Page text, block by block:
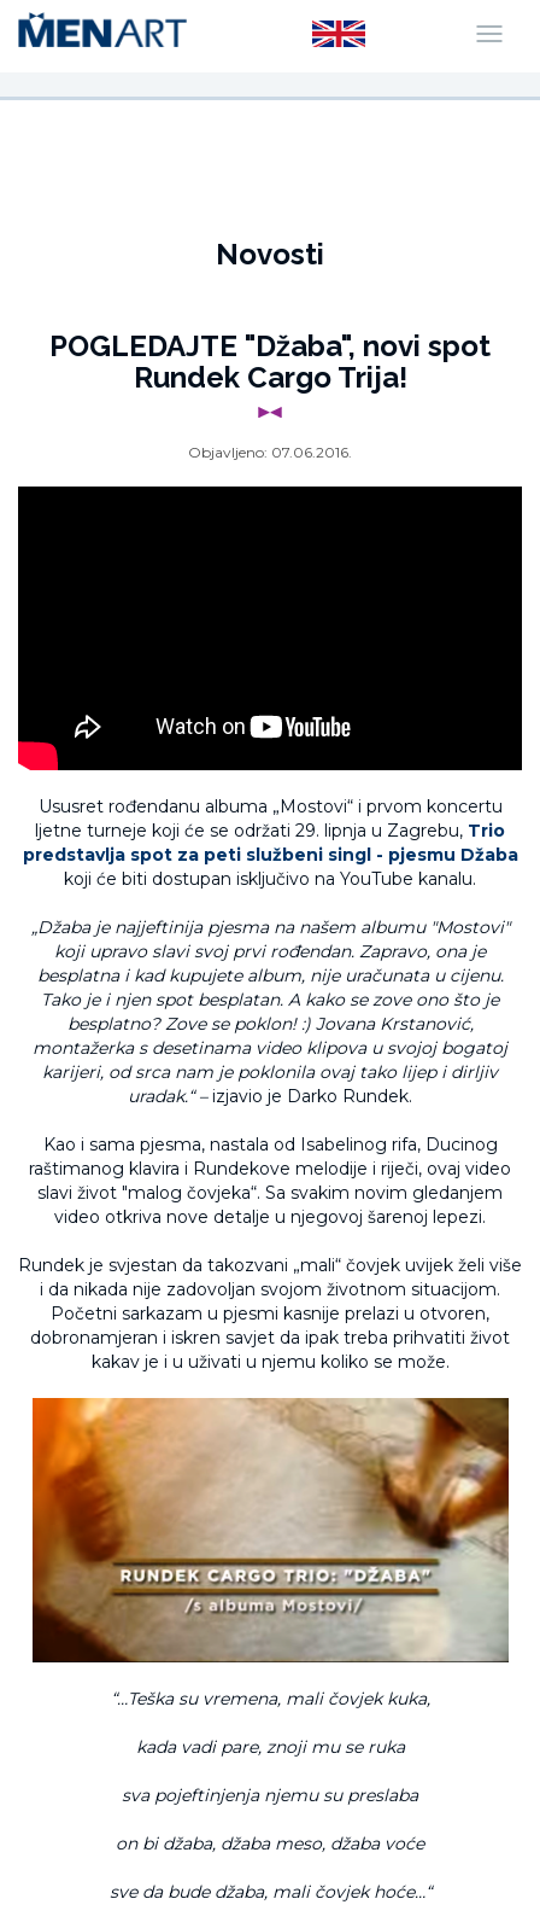
Novosti
POGLEDAJTE "Džaba", novi spot
Rundek Cargo Trija!
Objavljeno: 07.06.2016.
Ususret rođendanu albuma „Mostovi“ i prvom koncertu
ljetne turneje koji će se održati 29. lipnja u Zagrebu, Trio
predstavlja spot za peti službeni singl - pjesmu Džaba
koji će biti dostupan isključivo na YouTube kanalu.
„Džaba je najjeftinija pjesma na našem albumu "Mostovi"
koji upravo slavi svoj prvi rođendan. Zapravo, ona je
besplatna i kad kupujete album, nije uračunata u cijenu.
Tako je i njen spot besplatan. A kako se zove ono što je
besplatno?Zove se poklon! :) Jovana Krstanović,
montažerka s desetinama video klipova u svojoj bogatoj
karijeri, od srca nam je poklonila ovaj tako lijep i dirljiv
uradak.“ –izjavio je Darko Rundek.
Kao i sama pjesma, nastala od Isabelinog rifa, Ducinog
raštimanog klavira i Rundekove melodije i riječi, ovaj video
slavi život "malog čovjeka“. Sa svakim novim gledanjem
video otkriva nove detalje u njegovoj šarenoj lepezi.
Rundek je svjestan da takozvani „mali“ čovjek uvijek želi više
i da nikada nije zadovoljan svojom životnom situacijom.
Početni sarkazam u pjesmi kasnije prelazi u otvoren,
dobronamjeran i iskren savjet da ipak treba prihvatiti život
kakav je i u uživati u njemu koliko se može.
“…Teška su vremena, mali čovjek kuka,
kada vadi pare, znoji mu se ruka
sva pojeftinjenja njemu su preslaba
on bi džaba, džaba meso, džaba voće
sve da bude džaba, mali čovjek hoće…“